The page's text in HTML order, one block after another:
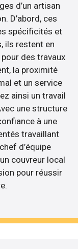
d’un artisan
D’abord, ces
spécificités et
ils restent en
des travaux
la proximité
et un service
ainsi un travail
une structure
à une
travaillant
d’équipe
couvreur local
pour réussir